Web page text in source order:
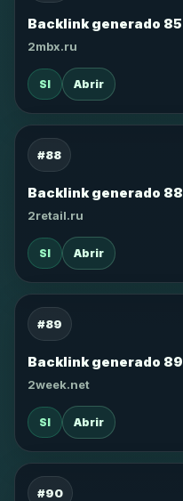
Backlink generado 85
2mbx.ru
SI Abrir
#88
Backlink generado 88
2retail.ru
SI Abrir
#89
Backlink generado 89
2week.net
SI Abrir
#90